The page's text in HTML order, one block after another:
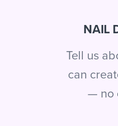
NAIL
Tell us
can
— no